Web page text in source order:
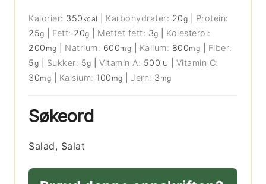
Kalorier: 350 kcal Karbohydrater: 20g
Protein:
25g Fett: 20g Mettet fett: 3g
Kolesterol:
200 mg Natrium: 600mg Kalium: 800mg
Fiber:
5g Sukker: 5g |Vitamin A: 500IU
Vitamin C:
30mg Kalsium: 100 mg |Jern: 3 mg
Søkeord
Salad, Salat